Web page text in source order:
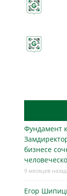
Фундамент
бизнесe
9 месяцев назад
Егор